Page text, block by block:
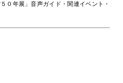
０年展」音声ガイド・関連イベント・